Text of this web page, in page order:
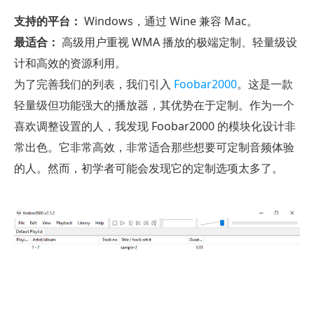
支持的平台： Windows，通过 Wine 兼容 Mac。
最适合： 高级用户重视 WMA 播放的极端定制、轻量级设
计和高效的资源利用。
为了完善我们的列表，我们引入 Foobar2000。这是一款
轻量级但功能强大的播放器，其优势在于定制。作为一个
喜欢调整设置的人，我发现 Foobar2000 的模块化设计非
常出色。它非常高效，非常适合那些想要可定制音频体验
的人。然而，初学者可能会发现它的定制选项太多了。